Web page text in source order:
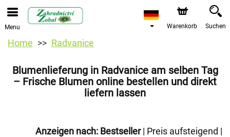
Menu Warenkorb Suchen
Home Radvanice
Blumenlieferung in Radvanice am selben Tag
– Frische Blumen online bestellen und direkt
liefern lassen
Anzeigen nach: Bestseller| Preis aufsteigend |